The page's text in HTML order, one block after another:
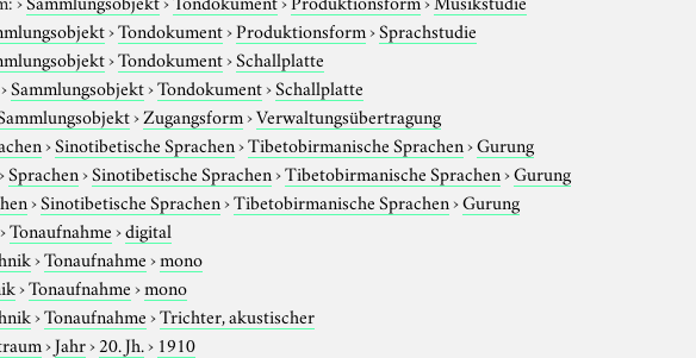
›Tondokument›Produktionsform›Sprachstudie
›Tondokument›Schallplatte
›Sammlungsobjekt›Tondokument›Schallplatte
›Zugangsform›Verwaltungsübertragung
›Sinotibetische Sprachen›Tibetobirmanische Sprachen›Gurung
›Sprachen›Sinotibetische Sprachen›Tibetobirmanische Sprachen›Gurung
›Sinotibetische Sprachen›Tibetobirmanische Sprachen›Gurung
›Tonaufnahme›digital
›Tonaufnahme›mono
›Tonaufnahme›mono
›Tonaufnahme›Trichter, akustischer
›Jahr›20. Jh.› 1910